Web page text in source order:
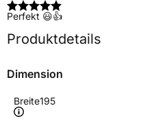
Perfekt 😃👍
Produktdetails
Dimension
Breite195